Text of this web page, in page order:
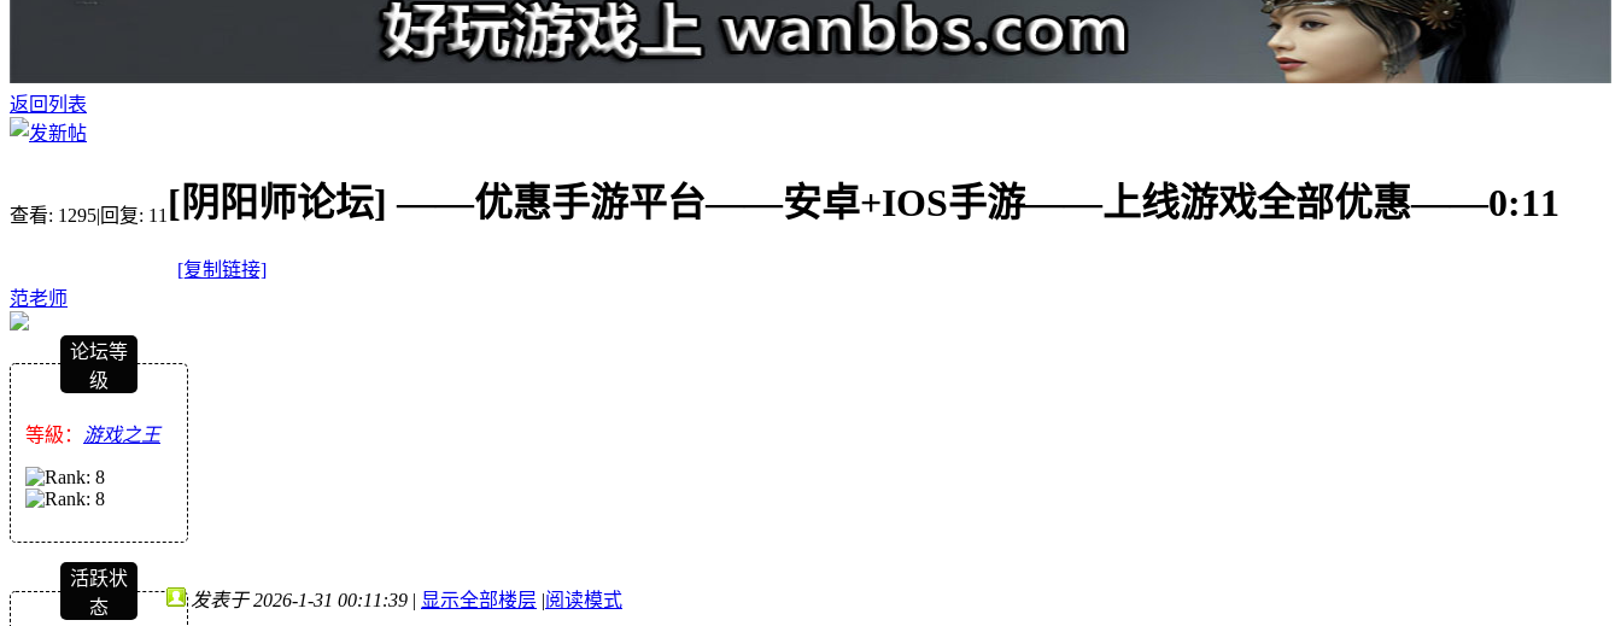
返回列表
查看: 1295|回复: 11 [阴阳师论坛]——优惠手游平台——安卓+IOS手游——上线游戏全部优惠——0:11
[复制链接]
范老师
论坛等
级
等級： 游戏之王
活跃状
态
发表于 2026-1-31 00:11:39 | 显示全部楼层 |阅读模式